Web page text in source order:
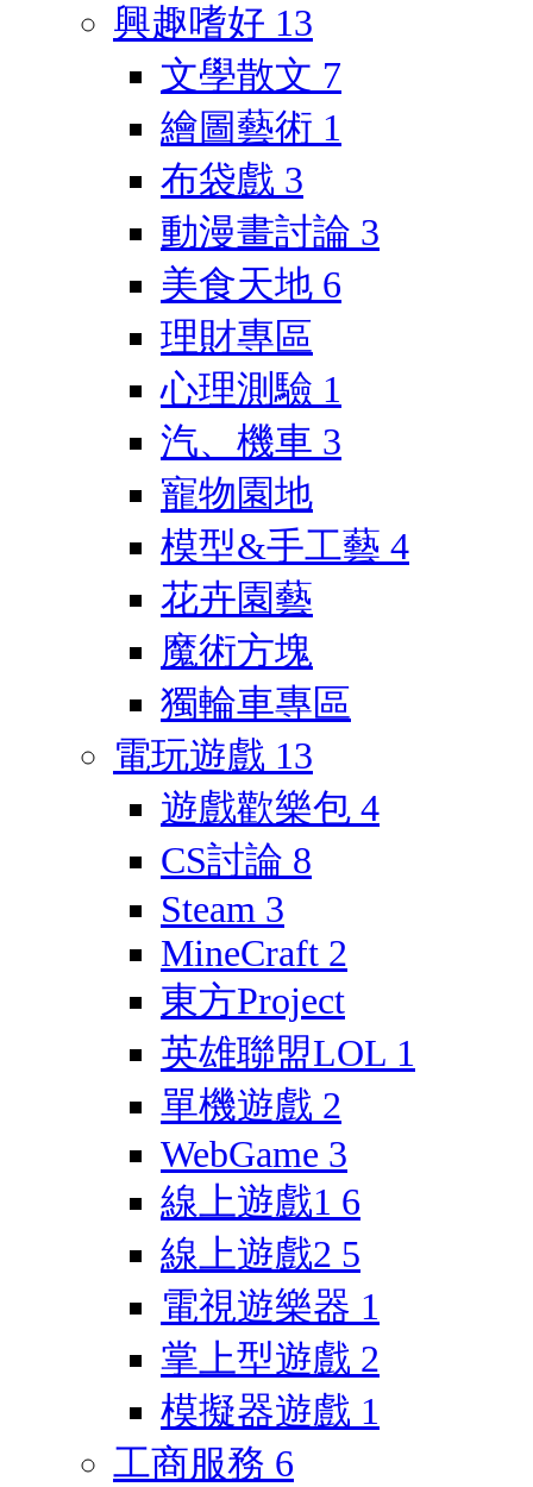
興趣嗜好 13
文學散文 7
繪圖藝術 1
布袋戲 3
動漫畫討論 3
美食天地 6
理財專區
心理測驗 1
汽、機車 3
寵物園地
模型&手工藝 4
花卉園藝
魔術方塊
獨輪車專區
電玩遊戲 13
遊戲歡樂包 4
CS討論 8
Steam 3
MineCraft 2
東方Project
英雄聯盟LOL 1
單機遊戲 2
WebGame 3
線上遊戲1 6
線上遊戲2 5
電視遊樂器 1
掌上型遊戲 2
模擬器遊戲 1
工商服務 6